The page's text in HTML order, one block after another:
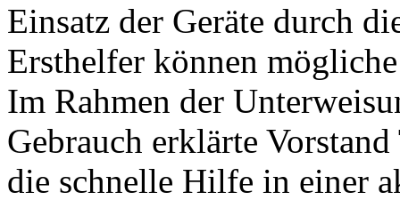
Einsatz der Geräte durch
Ersthelfer können
Im Rahmen der
Gebrauch erklärte
die schnelle Hilfe in einer